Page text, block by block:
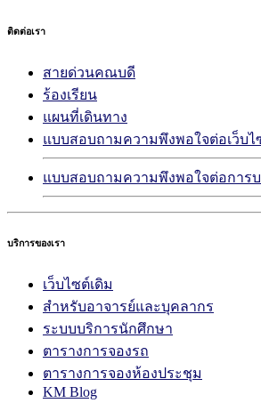
ติดต่อเรา
สายด่วนคณบดี
ร้องเรียน
แผนที่เดินทาง
แบบสอบถามความพึงพอใจต่อเว็บไ
แบบสอบถามความพึงพอใจต่อการ
บริการของเรา
เว็บไซต์เดิม
สำหรับอาจารย์และบุคลากร
ระบบบริการนักศึกษา
ตารางการจองรถ
ตารางการจองห้องประชุม
KM Blog